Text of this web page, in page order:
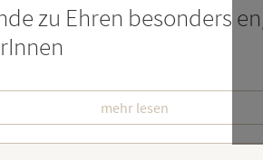
für
Wir sind dabei!
mehr lesen